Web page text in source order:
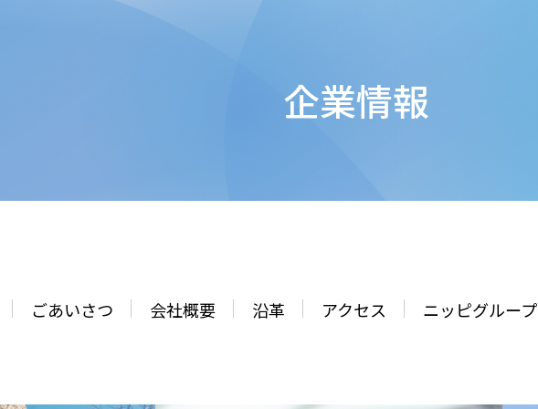
企業情報
ごあいさつ 会社概要 沿革 アクセス ニッピグループ